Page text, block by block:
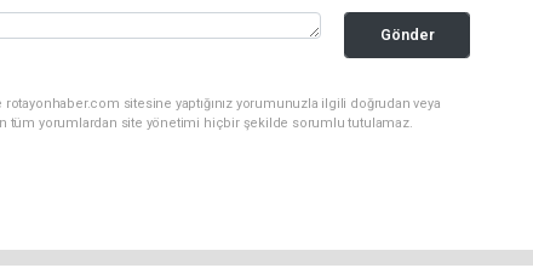
Gönder
sitesine yaptığınız yorumunuzla ilgili doğrudan veya
tüm yorumlardan site yönetimi hiçbir şekilde sorumlu tutulamaz.